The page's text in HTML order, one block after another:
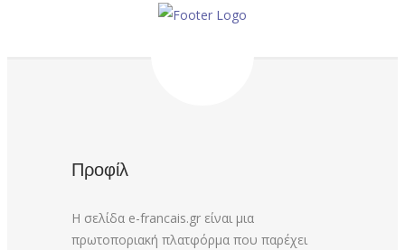
Προφίλ
Η σελίδα e-francais.gr είναι μια
πρωτοποριακή πλατφόρμα που παρέχει